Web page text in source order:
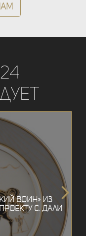
воин» из
С. Дали